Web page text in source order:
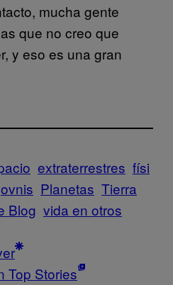
mucha gente
que no creo que
y eso es una gran
extraterrestres físi
ovnis Planetas Tierra
Blog vida en otros
Top Stories